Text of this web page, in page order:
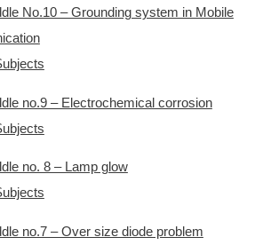
No.10 – Grounding system in Mobile
no.9 – Electrochemical corrosion
no. 8 – Lamp glow
no.7 – Over size diode problem